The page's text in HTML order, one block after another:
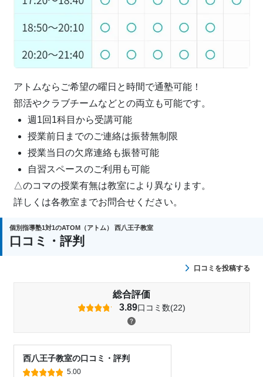
アトムならご希望の曜日と時間で通塾可能！
部活やクラブチームなどとの両立も可能です。
週1回1科目から受講可能
授業前日までのご連絡は振替無制限
授業当日の欠席連絡も振替可能
自習スペースのご利用も可能
△のコマの授業有無は教室により異なります。
詳しくは各教室までお問合せください。
個別指導塾1対1のATOM（アトム） 西八王子教室
口コミ・評判
口コミを投稿する
総合評価
3.89口コミ数(22)
西八王子教室の口コミ・評判
5.00